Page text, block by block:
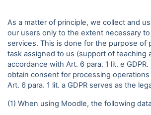
As a matter of principle, we collect and
our users only to the extent necessary
services. This is done for the purpose of
task assigned to us (support of teaching
accordance with Art. 6 para. 1 lit. e
obtain consent for processing
Art. 6 para. 1 lit. a GDPR serves as the
(1) When using Moodle, the following